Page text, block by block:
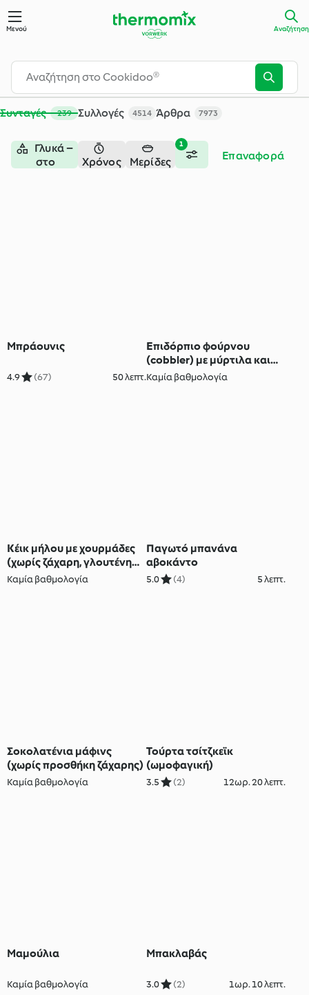
Μενού Αναζήτηση
Συνταγές 239 Συλλογές 4514 Άρθρα 7973
1
Γλυκά –
στο
Χρόνος Μερίδες Επαναφορά
Μπράουνις
4.9 (67) 50 λεπτ.
Επιδόρπιο φούρνου
(cobbler) με μύρτιλα και
γκρανόλα
Καμία βαθμολογία
Κέικ μήλου με χουρμάδες
(χωρίς ζάχαρη, γλουτένη
και γαλακτοκομικά)
Καμία βαθμολογία
Παγωτό μπανάνα
αβοκάντο
5.0 (4) 5 λεπτ.
Σοκολατένια μάφινς
(χωρίς προσθήκη ζάχαρης)
Καμία βαθμολογία
Τούρτα τσίτζκεϊκ
(ωμοφαγική)
3.5 (2) 12ωρ. 20 λεπτ.
Μαμούλια
Καμία βαθμολογία
Μπακλαβάς
3.0 (2) 1ωρ. 10 λεπτ.
Αναζήτηση - Cookidoo® – η επίσημη πλατφόρμα συνταγών